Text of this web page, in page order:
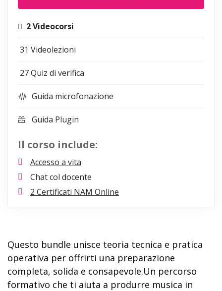
Questo bundle unisce teoria tecnica e pratica
operativa per offrirti una preparazione
completa, solida e consapevole.Un percorso
formativo che ti aiuta a produrre musica in
2 Videocorsi
31 Videolezioni
27 Quiz di verifica
Guida microfonazione
Guida Plugin
Il corso include:
Accesso a vita
Chat col docente
2 Certificati NAM Online